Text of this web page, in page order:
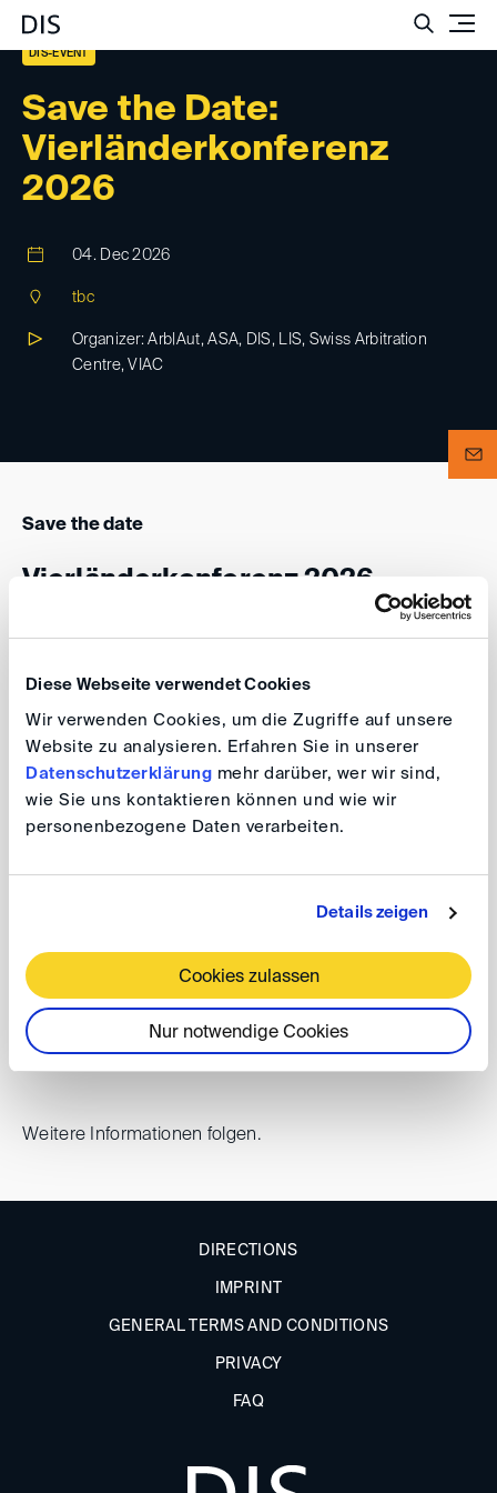
Diese Webseite verwendet Cookies
Wir verwenden Cookies, um die Zugriffe auf unsere
Website zu analysieren. Erfahren Sie in unserer
Datenschutzerklärung mehr darüber, wer wir sind,
wie Sie uns kontaktieren können und wie wir
personenbezogene Daten verarbeiten.
Details zeigen
Cookies zulassen
Nur notwendige Cookies
Save the Date:
Vierländerkonferenz
2026
DIS-EVENT
04. Dec 2026
tbc
Organizer: Arb|Aut, ASA, DIS, LIS, Swiss Arbitration
Centre, VIAC
Save the date
Vierländerkonferenz 2026
Ort: tbc
Weitere Informationen folgen.
Vorabendveranstaltung
Datum: 3. Dezember 2026, 19:00 Uhr
Ort: tbc
Weitere Informationen folgen.
DIRECTIONS
IMPRINT
GENERAL TERMS AND CONDITIONS
PRIVACY
FAQ